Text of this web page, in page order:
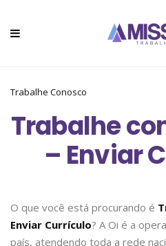
Trabalhe Conosco
Trabalhe
– Enviar
O que você está procurando é
Enviar Currículo? A Oi é a
país, atendendo toda a rede